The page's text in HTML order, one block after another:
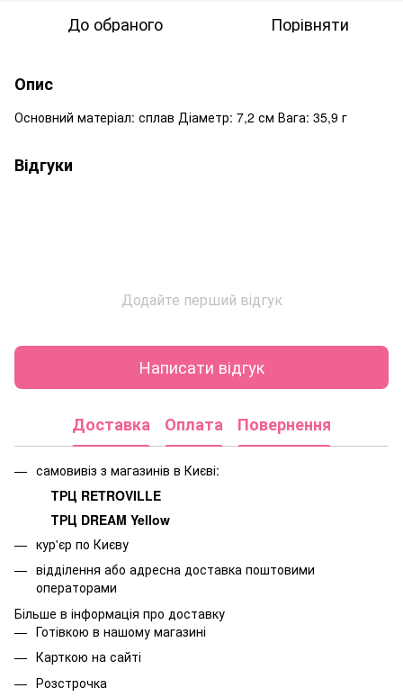
До обраного Порівняти
Опис
Основний матеріал: сплав Діаметр: 7,2 см Вага: 35,9 г
Відгуки
Додайте перший відгук
Написати відгук
Доставка Оплата Повернення
самовивіз з магазинів в Києві:
ТРЦ RETROVILLE
ТРЦ DREAM Yellow
кур'єр по Києву
відділення або адресна доставка поштовими
операторами
Більше в інформація про доставку
Готівкою в нашому магазині
Карткою на сайті
Розстрочка